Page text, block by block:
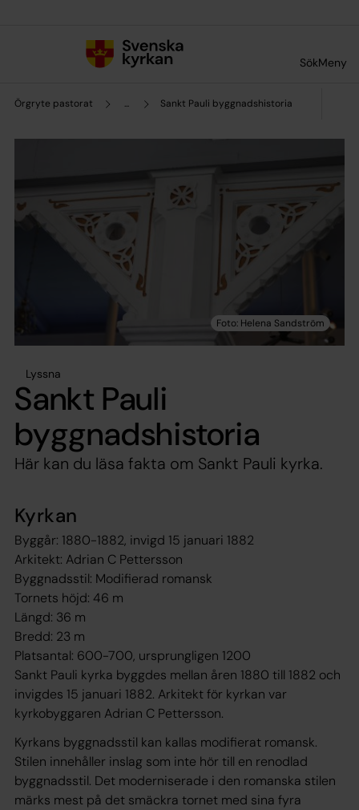
SökMeny
Örgryte pastorat ... Sankt Pauli byggnadshistoria
Lyssna
Sankt Pauli
byggnadshistoria
Här kan du läsa fakta om Sankt Pauli kyrka.
Kyrkan
Byggår: 1880-1882, invigd 15 januari 1882
Arkitekt: Adrian C Pettersson
Byggnadsstil: Modifierad romansk
Tornets höjd: 46 m
Längd: 36 m
Bredd: 23 m
Platsantal: 600-700, ursprungligen 1200
Sankt Pauli kyrka byggdes mellan åren 1880 till 1882 och
invigdes 15 januari 1882. Arkitekt för kyrkan var
kyrkobyggaren Adrian C Pettersson.
Kyrkans byggnadsstil kan kallas modifierat romansk.
Stilen innehåller inslag som inte hör till en renodlad
byggnadsstil. Det moderniserade i den romanska stilen
märks mest på det smäckra tornet med sina fyra